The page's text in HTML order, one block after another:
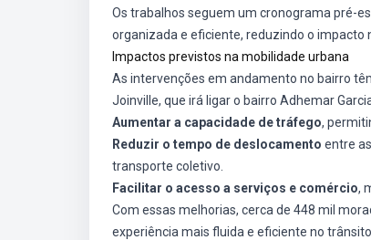
Os trabalhos seguem um cronograma pré-
organizada e eficiente, reduzindo o impacto
Impactos previstos na mobilidade urbana
As intervenções em andamento no bairro
Joinville, que irá ligar o bairro Adhemar
Aumentar a capacidade de tráfego,
Reduzir o tempo de deslocamento entre
transporte coletivo.
Facilitar o acesso a serviços e comércio,
Com essas melhorias, cerca de 448 mil
experiência mais fluida e eficiente no trânsito.